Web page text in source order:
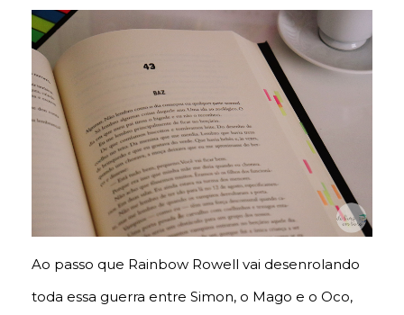
Ao passo que Rainbow Rowell vai desenrolando
toda essa guerra entre Simon, o Mago e o Oco,